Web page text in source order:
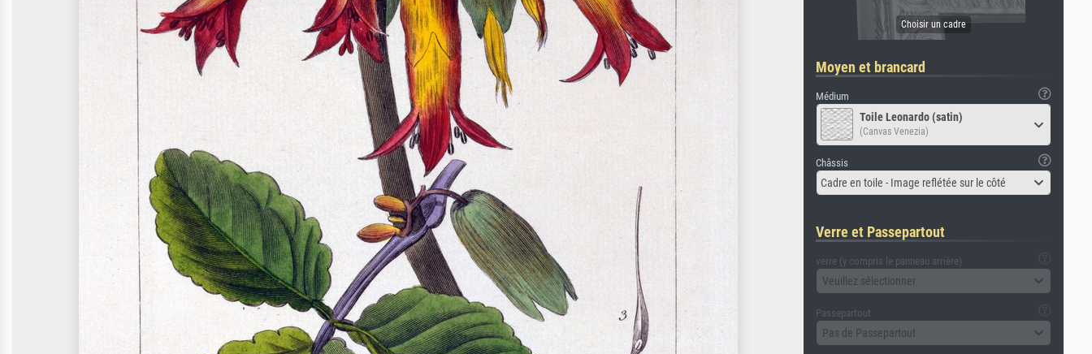
Moyen et brancard
Médium
Toile Leonardo (satin)
(Canvas Venezia)
Châssis
Cadre en toile - Image reflétée sur le côté
Verre et Passepartout
verre (y compris le panneau arrière)
Veuillez sélectionner
Passepartout
Pas de Passepartout